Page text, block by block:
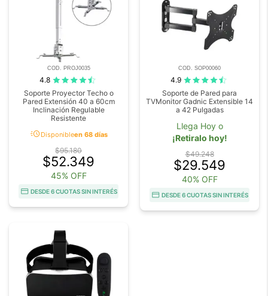
COD. PROJ0035
4.8
Soporte Proyector Techo o
Pared Extensión 40 a 60cm
Inclinación Regulable
Resistente
acuteDisponibleen 68 días
$95.180
$52.349
45% OFF
DESDE 6 CUOTAS SIN INTERÉS
COD. SOP00060
4.9
Soporte de Pared para
TVMonitor Gadnic Extensible 14
a 42 Pulgadas
Llega Hoy o
¡Retiralo hoy!
$49.248
$29.549
40% OFF
DESDE 6 CUOTAS SIN INTERÉS